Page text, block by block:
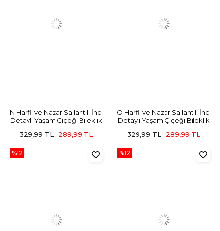
N Harfli ve Nazar Sallantılı İnci
Detaylı Yaşam Çiçeği Bileklik
329,99 TL
289,99 TL
O Harfli ve Nazar Sallantılı İnci
Detaylı Yaşam Çiçeği Bileklik
329,99 TL
289,99 TL
%12 %12